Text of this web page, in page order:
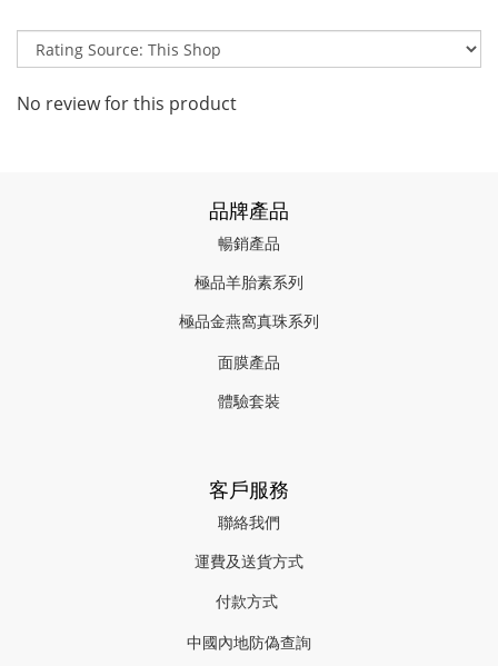
No review for this product
品牌產品
暢銷產品
極品羊胎素系列
極品金燕窩真珠系列
面膜產品
體驗套裝
客戶服務
聯絡我們
運費及送貨方式
付款方式
中國內地防偽查詢